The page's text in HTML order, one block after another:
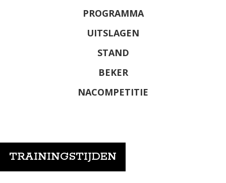
PROGRAMMA
UITSLAGEN
STAND
BEKER
NACOMPETITIE
TRAININGSTIJDEN